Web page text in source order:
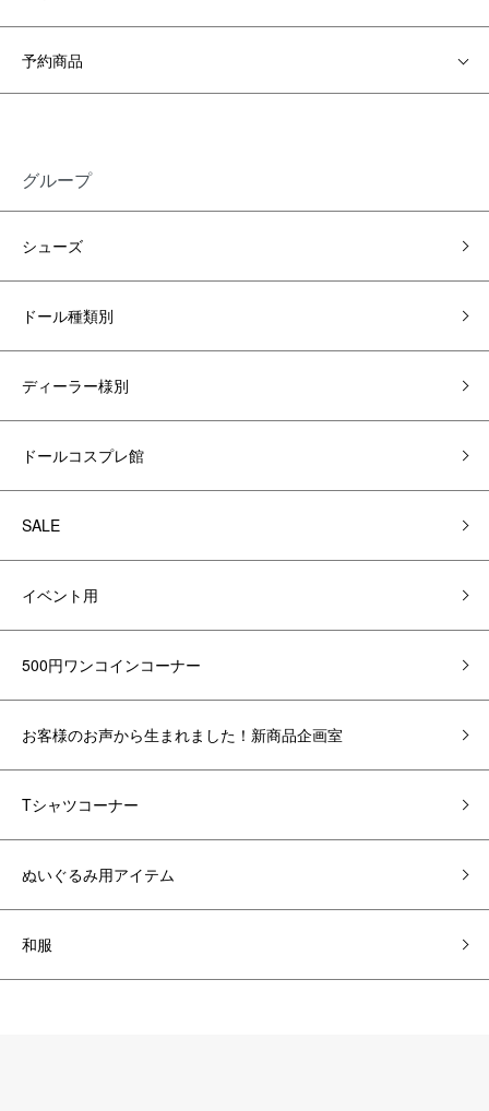
予約商品
グループ
シューズ
ドール種類別
ディーラー様別
ドールコスプレ館
SALE
イベント用
500円ワンコインコーナー
お客様のお声から生まれました！新商品企画室
Tシャツコーナー
ぬいぐるみ用アイテム
和服